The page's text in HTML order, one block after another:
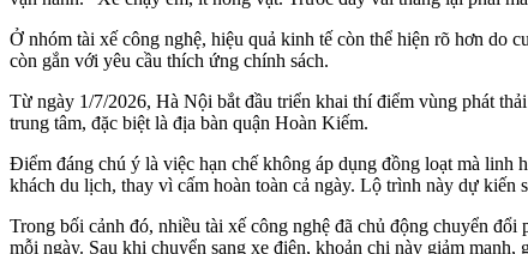
Ở nhóm tài xế công nghệ, hiệu quả kinh tế còn thể hiện rõ hơn do
còn gắn với yêu cầu thích ứng chính sách.
Từ ngày 1/7/2026, Hà Nội bắt đầu triển khai thí điểm vùng phát
trung tâm, đặc biệt là địa bàn quận Hoàn Kiếm.
Điểm đáng chú ý là việc hạn chế không áp dụng đồng loạt mà linh
khách du lịch, thay vì cấm hoàn toàn cả ngày. Lộ trình này dự
Trong bối cảnh đó, nhiều tài xế công nghệ đã chủ động chuyển
mỗi ngày. Sau khi chuyển sang xe điện, khoản chi này giảm